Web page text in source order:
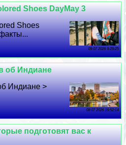
Shoes DayMay 3
Shoes
09 07 2026 9:29:25
об Индиане
Индиане >
08 07 2026 16:52:14
подготовят вас к